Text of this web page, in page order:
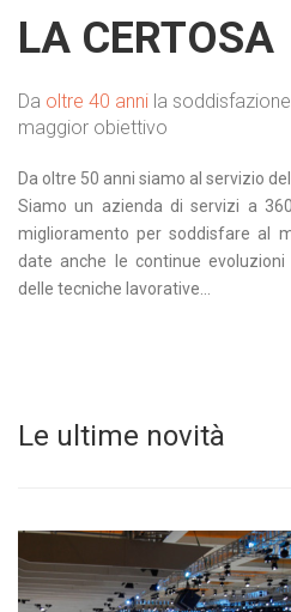
LA CERTOSA
Da oltre 40 anni la
maggior obiettivo
Da oltre 50 anni siamo al servizio
Siamo un azienda di servizi a
miglioramento per soddisfare al
date anche le continue
delle tecniche lavorative...
Le ultime novità